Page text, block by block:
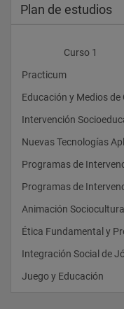
      Grupos reducidos
    *
Tutorías
    *
Equipo de
    *
En contacto
    *
Participación de
    *
Seminarios
Plan de estudios
                    Curso 1
Practicum
Educación y Medios
Intervención
Nuevas Tecnologías
Programas de
Programas de
Animación
Ética Fundamental y
Integración Social de